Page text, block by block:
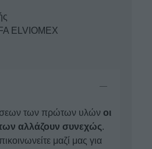
ELVIOMEX
των πρώτων υλών οι
αλλάζουν συνεχώς.
μαζί μας για